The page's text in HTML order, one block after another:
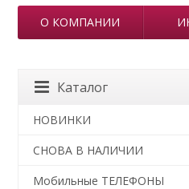
О КОМПАНИИ
Каталог
НОВИНКИ
СНОВА В НАЛИЧИИ
Мобильные ТЕЛЕФОНЫ